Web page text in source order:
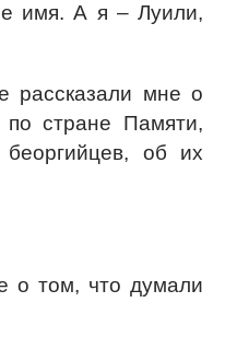
имя. А я – Луили,
мне о
по стране Памяти,
об их
о том, что думали